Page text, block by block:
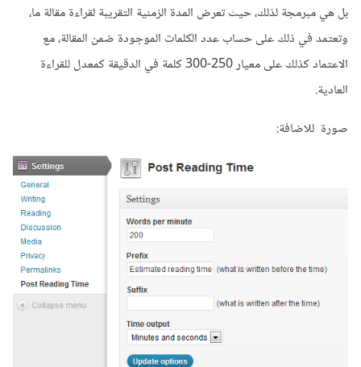
بل هي مبرمجة لذلك، حيث تعرض المدة الزمنية التقريبة لقراءة مقالة ما،
وتعتمد في ذلك على حساب عدد الكلمات الموجودة ضمن المقالة، مع
الاعتماد كذلك على معيار 250-300 كلمة في الدقيقة كمعدل للقراءة
العادية.
صورة للاضافة: